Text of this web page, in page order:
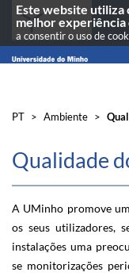
PT > Ambiente >
Qua​lidade
​​A UMinho promove
os seus utilizadores,
instalações uma
se monit​orizações
Este website utiliza
melhor experiência
a consentir o uso de